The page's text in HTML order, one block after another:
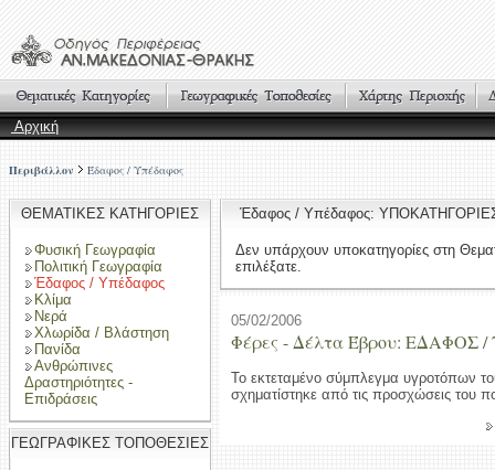
Αρχική
Περιβάλλον Έδαφος / Υπέδαφος
ΘΕΜΑΤΙΚΕΣ ΚΑΤΗΓΟΡΙΕΣ
Φυσική Γεωγραφία
Πολιτική Γεωγραφία
Έδαφος / Υπέδαφος
Κλίμα
Νερά
Χλωρίδα / Βλάστηση
Πανίδα
Ανθρώπινες
Δραστηριότητες -
Επιδράσεις
ΓΕΩΓΡΑΦΙΚΕΣ ΤΟΠΟΘΕΣΙΕΣ
Έδαφος / Υπέδαφος:
Δεν υπάρχουν υποκατηγορίες στη
επιλέξατε.
05/02/2006
Φέρες - Δέλτα Έβρου:
Το εκτεταμένο σύμπλεγμα υγροτόπων
σχηματίστηκε από τις προσχώσεις του